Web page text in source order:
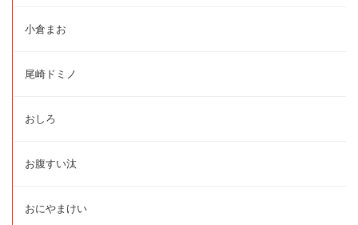
小倉まお
尾崎ドミノ
おしろ
お腹すい汰
おにやまけい